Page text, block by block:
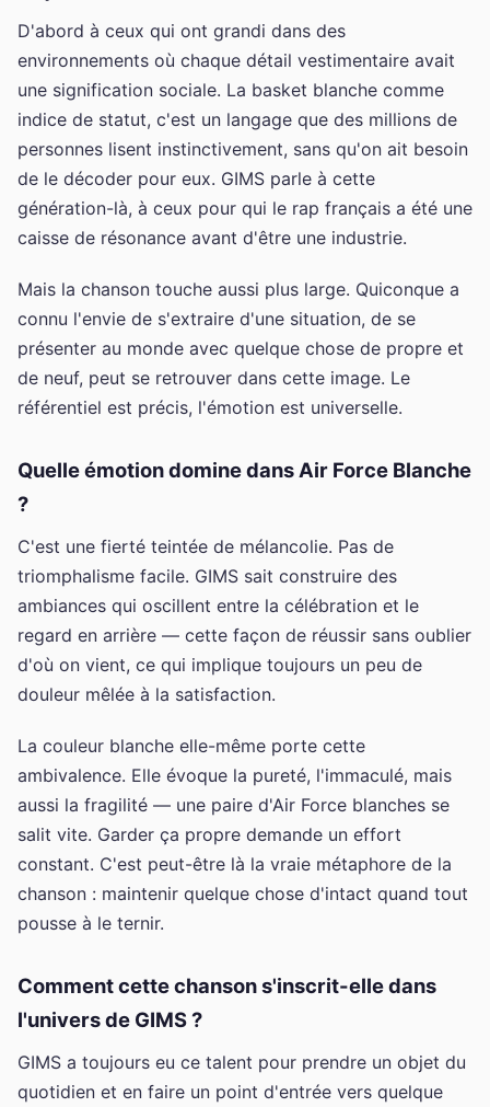
D'abord à ceux qui ont grandi dans des
environnements où chaque détail vestimentaire avait
une signification sociale. La basket blanche comme
indice de statut, c'est un langage que des millions de
personnes lisent instinctivement, sans qu'on ait besoin
de le décoder pour eux. GIMS parle à cette
génération-là, à ceux pour qui le rap français a été une
caisse de résonance avant d'être une industrie.
Mais la chanson touche aussi plus large. Quiconque a
connu l'envie de s'extraire d'une situation, de se
présenter au monde avec quelque chose de propre et
de neuf, peut se retrouver dans cette image. Le
référentiel est précis, l'émotion est universelle.
Quelle émotion domine dans Air Force Blanche
?
C'est une fierté teintée de mélancolie. Pas de
triomphalisme facile. GIMS sait construire des
ambiances qui oscillent entre la célébration et le
regard en arrière — cette façon de réussir sans oublier
d'où on vient, ce qui implique toujours un peu de
douleur mêlée à la satisfaction.
La couleur blanche elle-même porte cette
ambivalence. Elle évoque la pureté, l'immaculé, mais
aussi la fragilité — une paire d'Air Force blanches se
salit vite. Garder ça propre demande un effort
constant. C'est peut-être là la vraie métaphore de la
chanson : maintenir quelque chose d'intact quand tout
pousse à le ternir.
Comment cette chanson s'inscrit-elle dans
l'univers de GIMS ?
GIMS a toujours eu ce talent pour prendre un objet du
quotidien et en faire un point d'entrée vers quelque